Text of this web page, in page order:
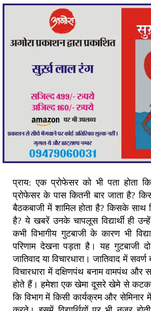
प्राय: एक प्रोफेसर को भी पता होता कि
प्रोफेसर के पास कितनी बार जाता है?
बैठकबाजी में शामिल होता है? किसके साथ
है? ये खबरें उनके चापलूस विद्यार्थी ही
कभी विभागीय गुटबाजी के कारण भी
परिणाम देखना पड़ता है। यह गुटबाजी
जातिवाद या विचारधारा। जातिवाद में
विचारधारा में दक्षिणपंथ बनाम वामपंथ
होते हैं। हमेशा एक खेमा दूसरे खेमे से
कि विभाग में किसी कार्यक्रम और सेमिनार